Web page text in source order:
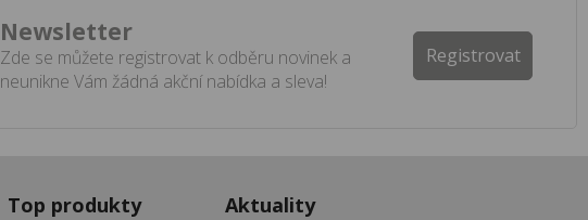
Newsletter
Zde se můžete registrovat k odběru novinek a
neunikne Vám žádná akční nabídka a sleva!
Registrovat
Top produkty Aktuality